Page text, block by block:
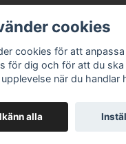
cookies
cookies för att
för dig och för att du ska
när du handlar
alla